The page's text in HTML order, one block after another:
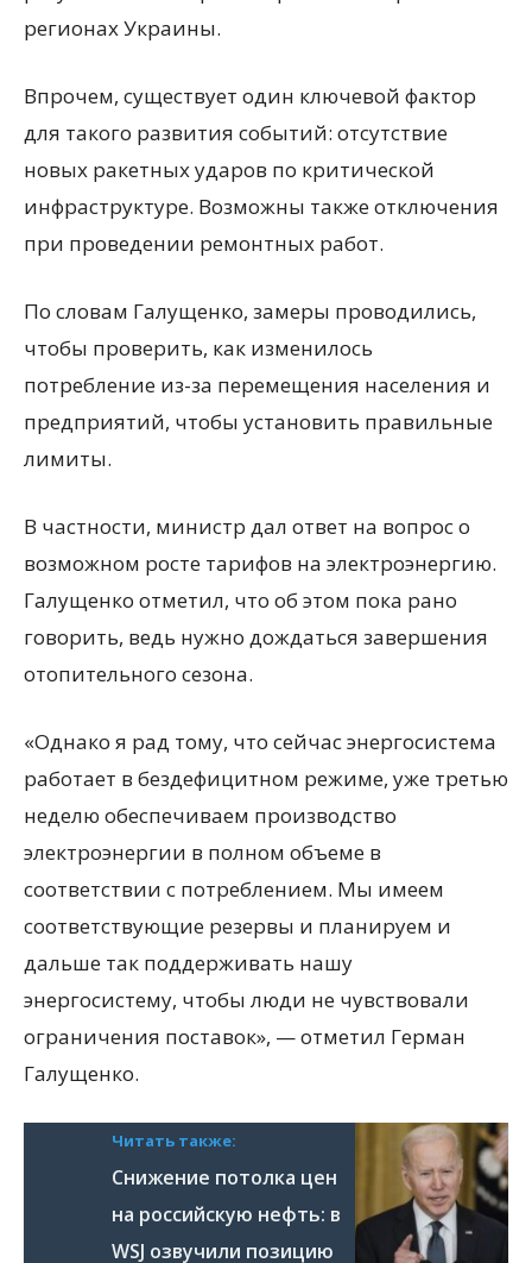
регионах Украины.
Впрочем, существует один ключевой фактор
для такого развития событий: отсутствие
новых ракетных ударов по критической
инфраструктуре. Возможны также отключения
при проведении ремонтных работ.
По словам Галущенко, замеры проводились,
чтобы проверить, как изменилось
потребление из-за перемещения населения и
предприятий, чтобы установить правильные
лимиты.
В частности, министр дал ответ на вопрос о
возможном росте тарифов на электроэнергию.
Галущенко отметил, что об этом пока рано
говорить, ведь нужно дождаться завершения
отопительного сезона.
«Однако я рад тому, что сейчас энергосистема
работает в бездефицитном режиме, уже третью
неделю обеспечиваем производство
электроэнергии в полном объеме в
соответствии с потреблением. Мы имеем
соответствующие резервы и планируем и
дальше так поддерживать нашу
энергосистему, чтобы люди не чувствовали
ограничения поставок», — отметил Герман
Галущенко.
Читать также:
Снижение потолка цен
на российскую нефть: в
WSJ озвучили позицию